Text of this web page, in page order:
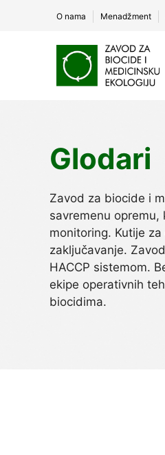
O nama Menadžment
Glodari
Zavod za biocide i
savremenu
monitoring. Kutije
zaključavanje.
HACCP sistemom.
ekipe operativnih
biocidima.